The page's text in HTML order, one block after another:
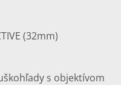
(32mm)
s objektívom